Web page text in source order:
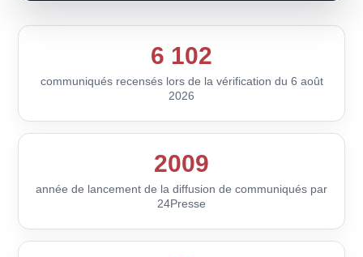
6 102
communiqués recensés lors de la vérification du 6 août
2026
2009
année de lancement de la diffusion de communiqués par
24Presse